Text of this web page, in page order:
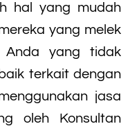
hal yang mudah
yang melek
Anda yang tidak
terkait dengan
jasa
oleh Konsultan